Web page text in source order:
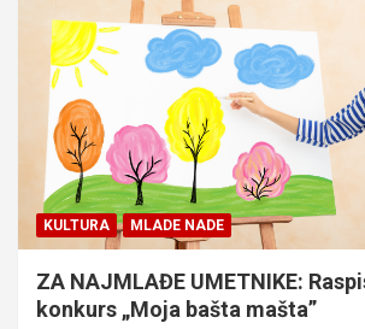
KULTURA MLADE NADE
ZA NAJMLAĐE UMETNIKE:
konkurs „Moja bašta mašta”